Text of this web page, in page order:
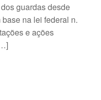
guardas desde
na lei federal n.
e ações